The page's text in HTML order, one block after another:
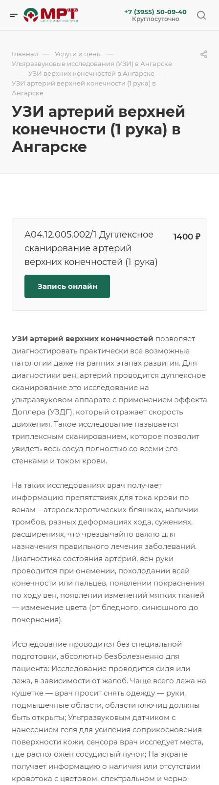
+7 (3955) 50-09-40
Круглосуточно
Главная — Услуги и цены —
Ультразвуковые исследования (УЗИ) в Ангарске
— УЗИ верхних конечностей в Ангарске —
УЗИ артерий верхней конечности (1 рука) в
Ангарске
УЗИ артерий верхней
конечности (1 рука) в
Ангарске
A04.12.005.002/1 Дуплексное
сканирование артерий
верхних конечностей (1 рука)
1400 ₽
Запись онлайн
УЗИ артерий верхних конечностей позволяет
диагностировать практически все возможные
патологии даже на ранних этапах развития. Для
диагностики вен, артерий проводится дуплексное
сканирование это исследование на
ультразвуковом аппарате с применением эффекта
Доплера (УЗДГ), который отражает скорость
движения. Такое исследование называется
триплексным сканированием, которое позволит
увидеть весь сосуд полностью со всеми его
стенками и током крови.
На таких исследованиях врач получает
информацию препятствиях для тока крови по
венам – атеросклеротических бляшках, наличии
тромбов, разных деформациях хода, сужениях,
расширениях, что чрезвычайно важно для
назначения правильного лечения заболеваний.
Диагностика состояния артерий, вен руки
проводится при онемении, похолодании всей
конечности или пальцев, появлении покраснения
по ходу вен, появлении изменений мягких тканей
— изменение цвета (от бледного, синюшного до
почернения).
Исследование проводится без специальной
подготовки, абсолютно безболезненно для
пациента: Исследование проводится сидя или
лежа, в зависимости от жалоб. Чаще всего лежа на
кушетке — врач просит снять одежду — руки,
подмышечные области, области ключиц должны
быть открыты; Ультразвуковым датчиком с
нанесением геля для усиления соприкосновения
поверхности кожи, сенсора врач исследует места,
где расположен сосудистый пучок; На экране
получает информацию о наличия или отсутствии
кровотока с цветовом, спектральном и черно-